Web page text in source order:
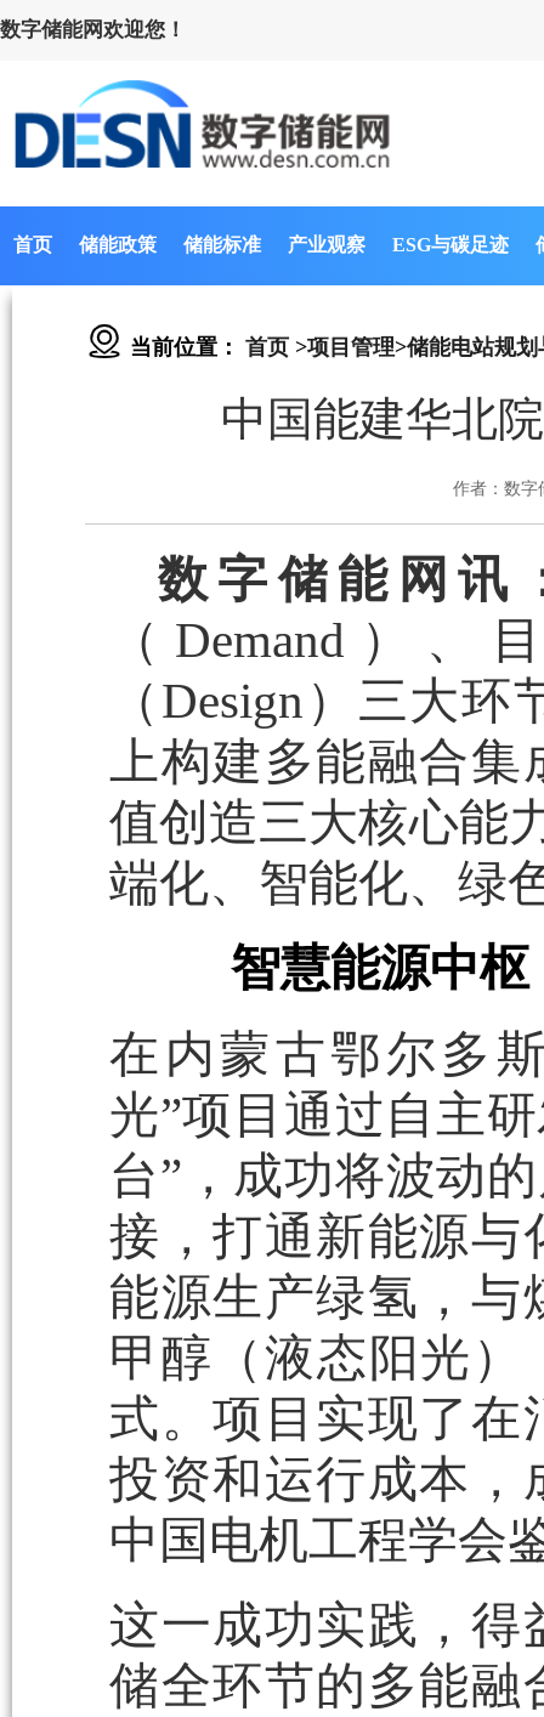
数字储能网欢迎您！
首页 储能政策 储能标准 产业观察 ESG与碳足迹
当前位置： 首页 >项目管理>储能电站规划
中国能建华北
作者：数字
数字储能网讯
（Demand）
（Design）三大
上构建多能融合集
值创造三大核心能
端化、智能化、绿
智慧能源中
在内蒙古鄂尔多
光”项目通过自主
台”，成功将波动
接，打通新能源与
能源生产绿氢，与
甲醇（液态阳光）
式。项目实现了在
投资和运行成本，
中国电机工程学会
这一成功实践，得
储全环节的多能融